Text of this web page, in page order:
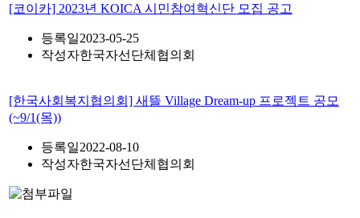
[코이카] 2023년 KOICA 시민참여혁신단 모집 공고
등록일2023-05-25
작성자한국자선단체협의회
[한국사회복지협의회] 새뜰 Village Dream-up 프로젝트 공모
(~9/1(목))
등록일2022-08-10
작성자한국자선단체협의회